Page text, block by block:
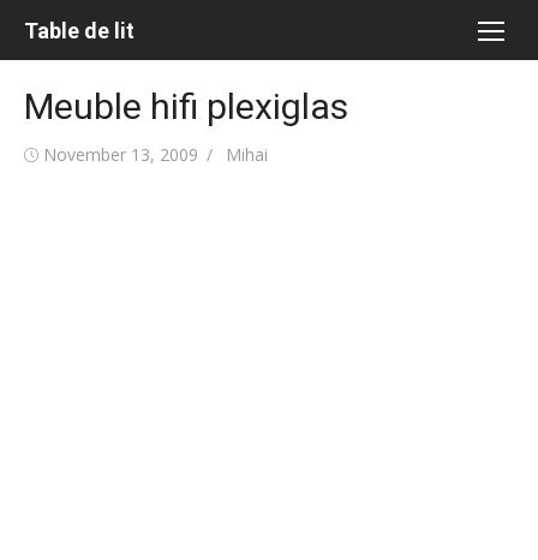
Table de lit
Meuble hifi plexiglas
Posted
November 13, 2009 Author
Mihai